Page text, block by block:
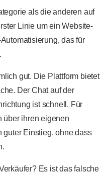
als die anderen auf
Linie um ein Website-
das für
gut. Die Plattform bietet
Der Chat auf der
ist schnell. Für
über ihren eigenen
guter Einstieg, ohne dass
Es ist das falsche